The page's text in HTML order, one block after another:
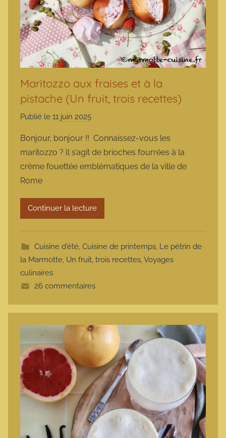
Maritozzo aux fraises et à la
pistache (Un fruit, trois recettes)
Publié le 11 juin 2025
m
a
o
t
e
Bonjour, bonjour !! Connaissez-vous les
maritozzo ? Il s’agit de brioches fourrées à la
crème fouettée emblématiques de la ville de
Rome
Continuer la lecture
Cuisine d'été, Cuisine de printemps, Le pétrin de
la Marmotte, Un fruit, trois recettes,Voyages
culinaires
26 commentaires